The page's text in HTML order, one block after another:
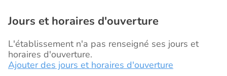
Jours et horaires d'ouverture
L'établissement n'a pas renseigné ses jours et
horaires d'ouverture.
Ajouter des jours et horaires d'ouverture